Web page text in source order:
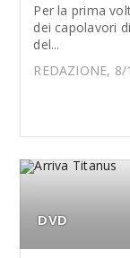
Per la prima
dei capolavori
del...
REDAZIONE,
DVD